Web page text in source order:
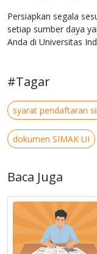
Persiapkan segala
setiap sumber daya
Anda di Universitas
#Tagar
syarat pendaftaran
dokumen SIMAK UI
Baca Juga